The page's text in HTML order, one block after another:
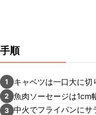
手順
1 キャベツは一口大に切
2 魚肉ソーセージは1cm
3 中火でフライパンに